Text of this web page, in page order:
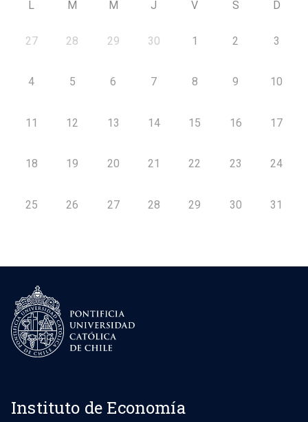
L M M J V S D
27 28 29 30 1 2 3
4 5 6 7 8 9 10
11 12 13 14 15 16 17
18 19 20 21 22 23 24
25 26 27 28 29 30 31
Instituto de Economía